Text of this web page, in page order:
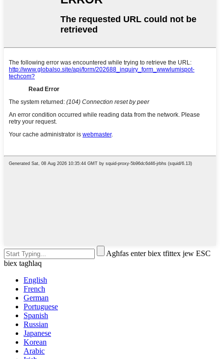
Agħfas enter biex tfittex jew ESC
biex tagħlaq
English
French
German
Portuguese
Spanish
Russian
Japanese
Korean
Arabic